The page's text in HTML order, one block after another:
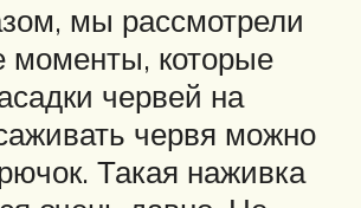
мы рассмотрели
моменты, которые
червей на
червя можно
Такая наживка